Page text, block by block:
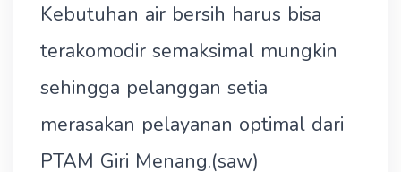
Kebutuhan air bersih harus bisa
terakomodir semaksimal mungkin
sehingga pelanggan setia
merasakan pelayanan optimal dari
PTAM Giri Menang.(saw)